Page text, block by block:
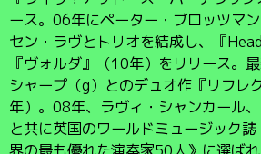
ース。06年にペーター・ブロッツマ
セン・ラヴとトリオを結成し、『
『ヴォルダ』（10年）をリリース。
シャープ（g）とのデュオ作『リフレ
年）。08年、ラヴィ・シャンカール
と共に英国のワールドミュージック